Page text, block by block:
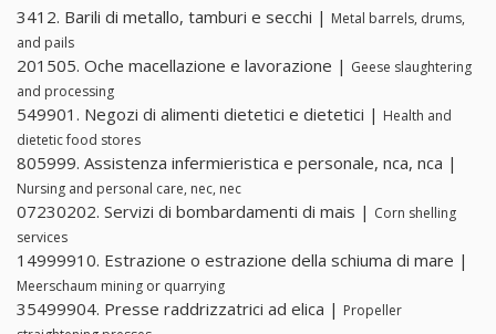
3412. Barili di metallo, tamburi e secchi | Metal barrels, drums,
and pails
201505. Oche macellazione e lavorazione | Geese slaughtering
and processing
549901. Negozi di alimenti dietetici e dietetici | Health and
dietetic food stores
805999. Assistenza infermieristica e personale, nca, nca |
Nursing and personal care, nec, nec
07230202. Servizi di bombardamenti di mais | Corn shelling
services
14999910. Estrazione o estrazione della schiuma di mare |
Meerschaum mining or quarrying
35499904. Presse raddrizzatrici ad elica | Propeller